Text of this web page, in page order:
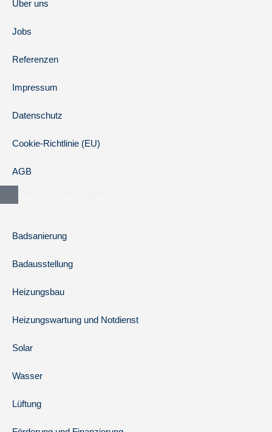
Über uns
Jobs
Referenzen
Impressum
Datenschutz
Cookie-Richtlinie (EU)
AGB
Badsanierung
Badausstellung
Heizungsbau
Heizungswartung und Notdienst
Solar
Wasser
Lüftung